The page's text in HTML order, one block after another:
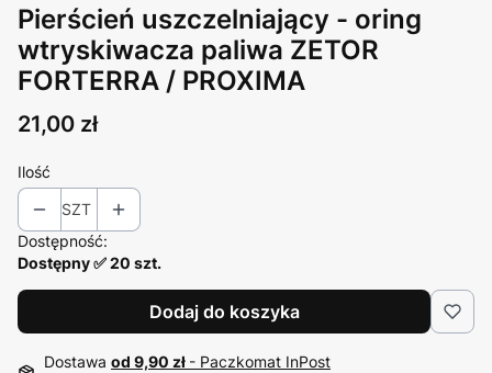
Pierścień uszczelniający - oring
wtryskiwacza paliwa ZETOR
FORTERRA / PROXIMA
Cena
21,00 zł
Ilość
SZT
Dostępność:
Dostępny ✅ 20 szt.
Dodaj do koszyka
Dostawa od 9,90 zł - Paczkomat InPost